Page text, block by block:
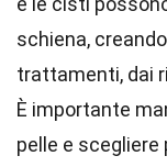
schiena,
trattamenti, dai
È importante
pelle e